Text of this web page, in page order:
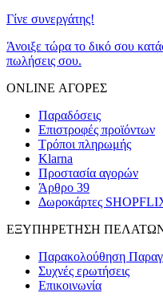
Γίνε συνεργάτης!
Άνοιξε τώρα το δικό σου
πωλήσεις σου.
ONLINE ΑΓΟΡΕΣ
Παραδόσεις
Επιστροφές προϊόντων
Τρόποι πληρωμής
Klarna
Προστασία αγορών
Άρθρο 39
Δωροκάρτες
ΕΞΥΠΗΡΕΤΗΣΗ
Παρακολούθηση
Συχνές ερωτήσεις
Επικοινωνία